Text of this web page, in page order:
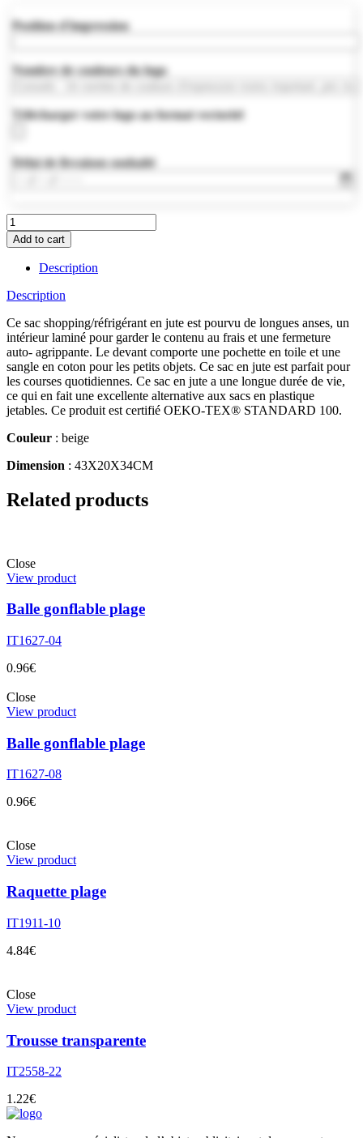
Position d'impression
Nombre de couleurs du logo
Télécharger votre logo au format vectoriel
Délai de livraison souhaité
MO6160-
13
quantity
Add to cart
Description
Description
Ce sac shopping/réfrigérant en jute est pourvu de longues anses, un
intérieur laminé pour garder le contenu au frais et une fermeture
auto- agrippante. Le devant comporte une pochette en toile et une
sangle en coton pour les petits objets. Ce sac en jute est parfait pour
les courses quotidiennes. Ce sac en jute a une longue durée de vie,
ce qui en fait une excellente alternative aux sacs en plastique
jetables. Ce produit est certifié OEKO-TEX® STANDARD 100.
Couleur : beige
Dimension : 43X20X34CM
Related products
Close
View product
Balle gonflable plage
IT1627-04
0.96€
Close
View product
Balle gonflable plage
IT1627-08
0.96€
Close
View product
Raquette plage
IT1911-10
4.84€
Close
View product
Trousse transparente
IT2558-22
1.22€